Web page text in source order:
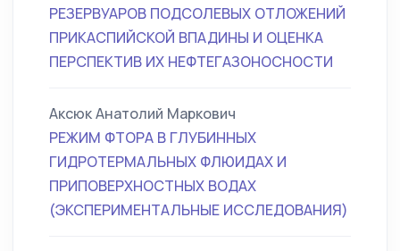
РЕЗЕРВУАРОВ ПОДСОЛЕВЫХ ОТЛОЖЕНИЙ
ПРИКАСПИЙСКОЙ ВПАДИНЫ И ОЦЕНКА
ПЕРСПЕКТИВ ИХ НЕФТЕГАЗОНОСНОСТИ
Аксюк Анатолий Маркович
РЕЖИМ ФТОРА В ГЛУБИННЫХ
ГИДРОТЕРМАЛЬНЫХ ФЛЮИДАХ И
ПРИПОВЕРХНОСТНЫХ ВОДАХ
(ЭКСПЕРИМЕНТАЛЬНЫЕ ИССЛЕДОВАНИЯ)